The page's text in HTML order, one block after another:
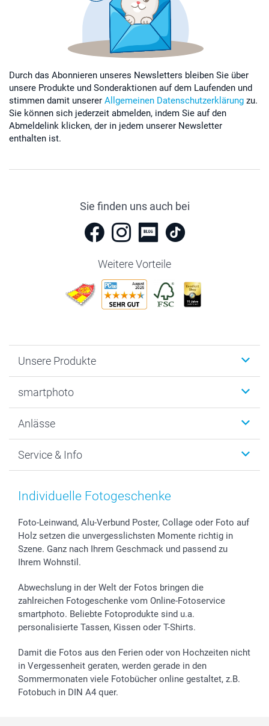
Durch das Abonnieren unseres Newsletters bleiben Sie über
unsere Produkte und Sonderaktionen auf dem Laufenden und
stimmen damit unserer Allgemeinen Datenschutzerklärung zu.
Sie können sich jederzeit abmelden, indem Sie auf den
Abmeldelink klicken, der in jedem unserer Newsletter
enthalten ist.
Sie finden uns auch bei
Weitere Vorteile
Unsere Produkte
Fotogeschenke
MyNameBook
Fotoabzüge, Fotos als Buch & Poster
Zubehör & Material
Sticker & Etiketten
Geschenk-Gutscheine (PDF)
smartphoto
Warum smartphoto
Datenschutz
AGB
Presse
Partnerprogramme
Investor Relations
Widerrufsrecht
Anlässe
Neujahr
Muttertag
Kommunion & Konfirmation
Hochzeit
Geburtstag
Zu allen Anlässen
Service & Info
Preise und Versandkosten
48h Lieferung
Zahlungsmöglichkeiten
Anmelden /Registrieren
Status der Bestellung
smartfriends
smartgarantie
smartbonus
Individuelle Fotogeschenke
Foto-Leinwand, Alu-Verbund Poster, Collage oder Foto auf
Holz setzen die unvergesslichsten Momente richtig in
Szene. Ganz nach Ihrem Geschmack und passend zu
Ihrem Wohnstil.
Abwechslung in der Welt der Fotos bringen die
zahlreichen Fotogeschenke vom Online-Fotoservice
smartphoto. Beliebte Fotoprodukte sind u.a.
personalisierte Tassen, Kissen oder T-Shirts.
Damit die Fotos aus den Ferien oder von Hochzeiten nicht
in Vergessenheit geraten, werden gerade in den
Sommermonaten viele Fotobücher online gestaltet, z.B.
Fotobuch in DIN A4 quer.